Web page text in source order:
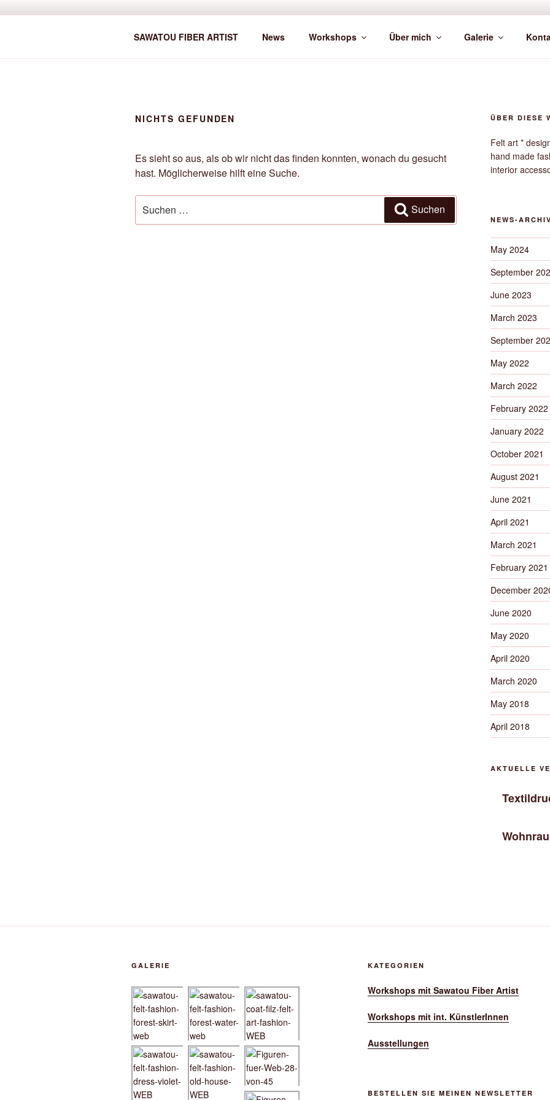
SAWATOU
Fiber Artist
SAWATOU FIBER ARTIST News Workshops Über mich Galerie
NICHTS GEFUNDEN
Es sieht so aus, als ob wir nicht das finden konnten, wonach du gesucht
hast. Möglicherweise hilft eine Suche.
nach:
Suchen
ÜBER DIESE
Felt art *
hand made
interior
NEWS-
May 2024
September
June 2023
March 2023
September
May 2022
March 2022
February 2022
January 2022
October 2021
August 2021
June 2021
April 2021
March 2021
February 2021
December
June 2020
May 2020
April 2020
March 2020
May 2018
April 2018
AKTUELLE
GALERIE KATEGORIEN
Workshops mit Sawatou Fiber Artist
Workshops mit int. KünstlerInnen
Ausstellungen
BESTELLEN SIE MEINEN NEWSLETTER